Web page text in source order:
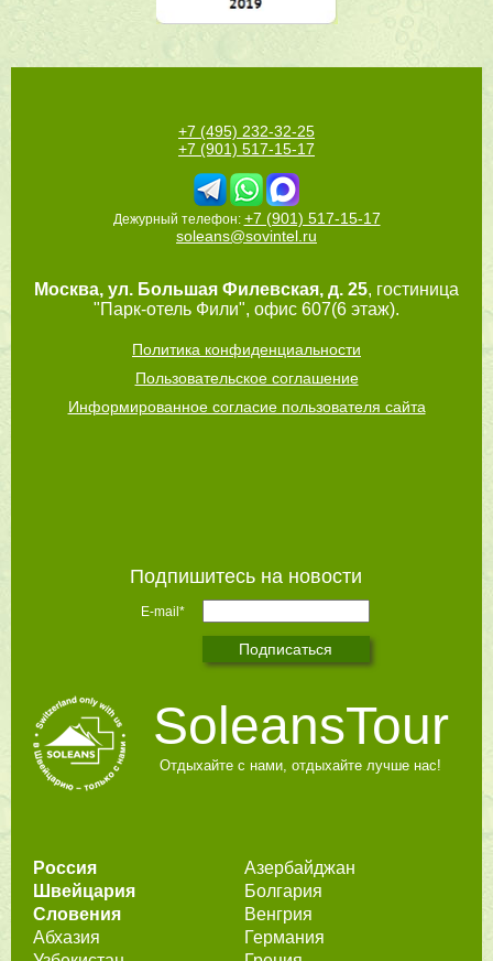
+7 (495) 232-32-25
+7 (901) 517-15-17
Дежурный телефон: +7 (901) 517-15-17
soleans@sovintel.ru
Москва, ул. Большая Филевская, д. 25, гостиница
"Парк-отель Фили", офис 607(6 этаж).
Политика конфиденциальности
Пользовательское соглашение
Информированное согласие пользователя сайта
Подпишитесь на новости
E-mail*
SoleansTour
Отдыхайте с нами, отдыхайте лучше нас!
Россия
Швейцария
Словения
Абхазия
Азербайджан
Болгария
Венгрия
Германия